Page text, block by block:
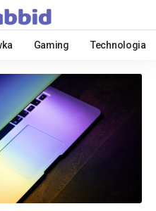
Gaming Technologia